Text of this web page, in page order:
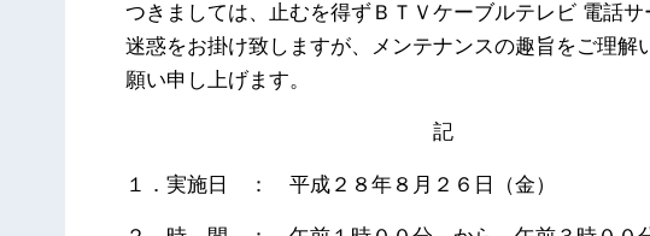
つきましては、止むを得ずＢＴＶケーブルテレビ 電話
迷惑をお掛け致しますが、メンテナンスの趣旨をご理
願い申し上げます。
記
１．実施日 ： 平成２８年８月２６日（金）